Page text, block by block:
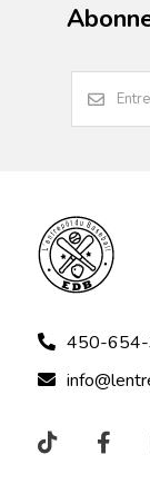
450-